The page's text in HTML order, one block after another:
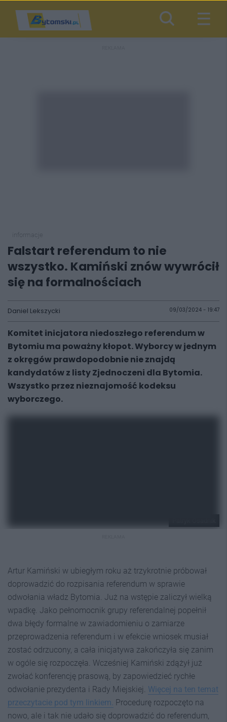
Falstart referendum to nie
wszystko. Kamiński znów wywrócił
się na formalnościach
Daniel Lekszycki 09/03/2024 - 19:47
Komitet inicjatora niedoszłego referendum w
Bytomiu ma poważny kłopot. Wyborcy w jednym
z okręgów prawdopodobnie nie znajdą
kandydatów z listy Zjednoczeni dla Bytomia.
Wszystko przez nieznajomość kodeksu
wyborczego.
Artur Kamiński w ubiegłym roku aż trzykrotnie próbował
doprowadzić do rozpisania referendum w sprawie
odwołania władz Bytomia. Już na wstępie zaliczył wielką
wpadkę. Jako pełnomocnik grupy referendalnej popełnił
dwa błędy formalne w zawiadomieniu o zamiarze
przeprowadzenia referendum i w efekcie wniosek musiał
zostać odrzucony, a cała inicjatywa zakończyła się zanim
w ogóle się rozpoczęła. Wcześniej Kamiński zdążył już
zwołać konferencję prasową, by zapowiedzieć rychłe
odwołanie prezydenta i Rady Miejskiej. Więcej na ten temat
przeczytacie pod tym linkiem. Procedurę rozpoczęto na
nowo, ale i tak nie udało się doprowadzić do referendum,